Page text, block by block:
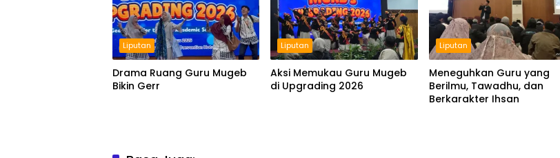
Liputan
Drama Ruang Guru Mugeb
Bikin Gerr
Liputan
Aksi Memukau Guru Mugeb
di Upgrading 2026
Liputan
Meneguhkan Guru yang
Berilmu, Tawadhu, dan
Berkarakter Ihsan